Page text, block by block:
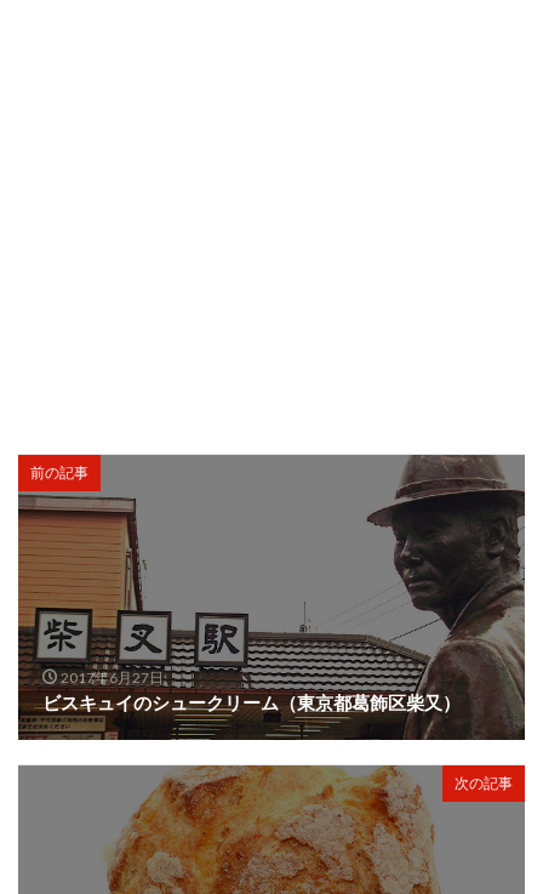
前の記事
2017年6月27日
ビスキュイのシュークリーム（東京都葛飾区柴又）
次の記事